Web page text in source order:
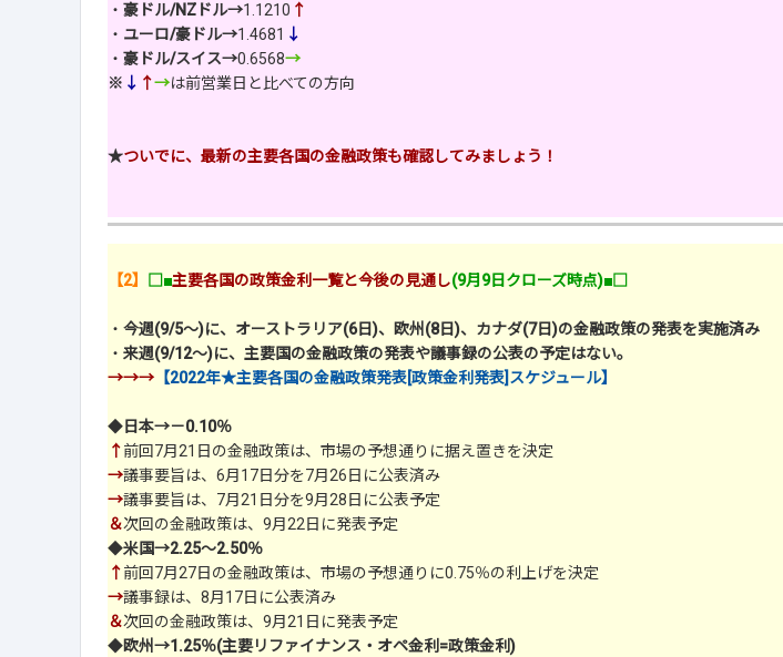
・ 豪ドル/NZドル→1.1210 ↑
・ ユーロ/豪ドル→1.4681 ↓
・ 豪ドル/スイス→0.6568→
※ ↓ ↑→は前営業日と比べての方向
★ついでに、最新の主要各国の金融政策も確認してみましょう！
【2】 □■主要各国の政策金利一覧と今後の見通し(9月9日クローズ時点)■□
・ 今週(9/5～)に、オーストラリア(6日)、欧州(8日)、カナダ(7日)の金融政策の発表を実施済み
・ 来週(9/12～)に、主要国の金融政策の発表や議事録の公表の予定はない。
→→→ 【2022年★主要各国の金融政策発表[政策金利発表]スケジュール】
◆ 日本→－0.10％
↑前回7月21日の金融政策は、市場の予想通りに据え置きを決定
→議事要旨は、6月17日分を7月26日に公表済み
→議事要旨は、7月21日分を9月28日に公表予定
＆次回の金融政策は、9月22日に発表予定
◆米国→2.25～2.50％
↑前回7月27日の金融政策は、市場の予想通りに0.75％の利上げを決定
→議事録は、8月17日に公表済み
＆次回の金融政策は、9月21日に発表予定
◆欧州→1.25％(主要リファイナンス・オペ金利=政策金利)